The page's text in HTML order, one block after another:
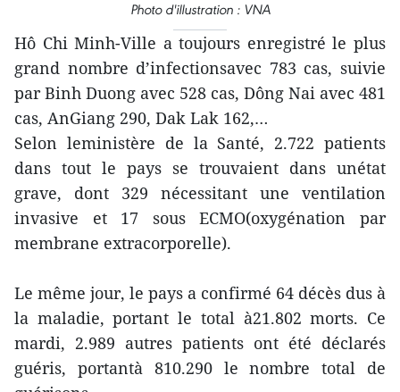
Photo d'illustration : VNA
Hô Chi Minh-Ville a toujours enregistré le plus
grand nombre d’infectionsavec 783 cas, suivie
par Binh Duong avec 528 cas, Dông Nai avec 481
cas, AnGiang 290, Dak Lak 162,…
Selon leministère de la Santé, 2.722 patients
dans tout le pays se trouvaient dans unétat
grave, dont 329 nécessitant une ventilation
invasive et 17 sous ECMO(oxygénation par
membrane extracorporelle).
Le même jour, le pays a confirmé 64 décès dus à
la maladie, portant le total à21.802 morts. Ce
mardi, 2.989 autres patients ont été déclarés
guéris, portantà 810.290 le nombre total de